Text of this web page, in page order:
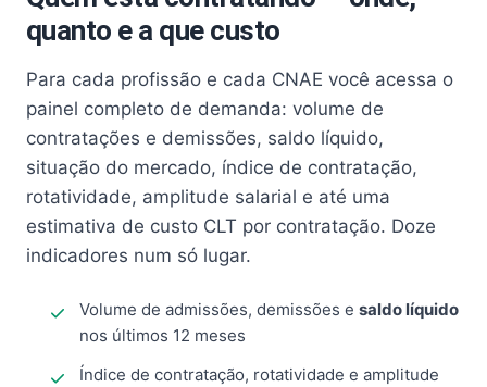
quanto e a que custo
Para cada profissão e cada CNAE você acessa o
painel completo de demanda: volume de
contratações e demissões, saldo líquido,
situação do mercado, índice de contratação,
rotatividade, amplitude salarial e até uma
estimativa de custo CLT por contratação. Doze
indicadores num só lugar.
Volume de admissões, demissões e saldo líquido
nos últimos 12 meses
Índice de contratação, rotatividade e amplitude